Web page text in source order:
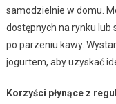
samodzielnie w domu.
dostępnych na rynku lub
po parzeniu kawy.
jogurtem, aby uzyskać
Korzyści płynące z